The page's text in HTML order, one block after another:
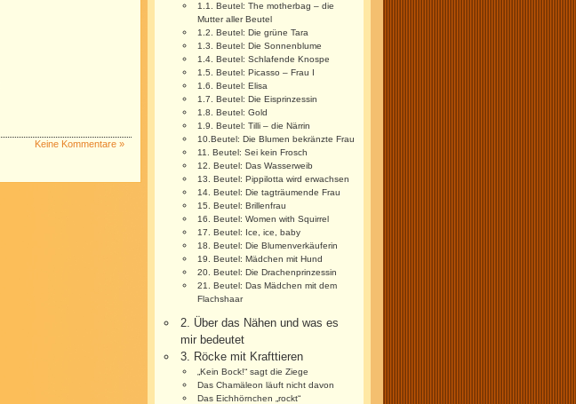
Keine Kommentare »
1.1. Beutel: The motherbag – die
Mutter aller Beutel
1.2. Beutel: Die grüne Tara
1.3. Beutel: Die Sonnenblume
1.4. Beutel: Schlafende Knospe
1.5. Beutel: Picasso – Frau I
1.6. Beutel: Elisa
1.7. Beutel: Die Eisprinzessin
1.8. Beutel: Gold
1.9. Beutel: Tilli – die Närrin
10.Beutel: Die Blumen bekränzte Frau
11. Beutel: Sei kein Frosch
12. Beutel: Das Wasserweib
13. Beutel: Pippilotta wird erwachsen
14. Beutel: Die tagträumende Frau
15. Beutel: Brillenfrau
16. Beutel: Women with Squirrel
17. Beutel: Ice, ice, baby
18. Beutel: Die Blumenverkäuferin
19. Beutel: Mädchen mit Hund
20. Beutel: Die Drachenprinzessin
21. Beutel: Das Mädchen mit dem
Flachshaar
2. Über das Nähen und was es
mir bedeutet
3. Röcke mit Krafttieren
„Kein Bock!“ sagt die Ziege
Das Chamäleon läuft nicht davon
Das Eichhörnchen „rockt“